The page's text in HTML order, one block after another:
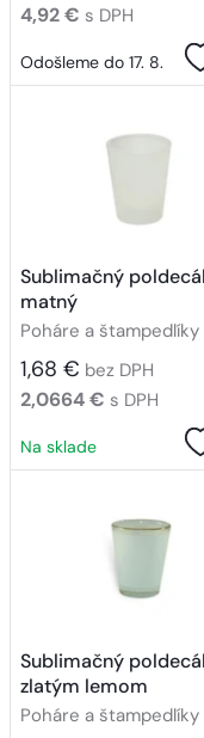
4,92 € s DPH
Odošleme do 17. 8.
Sublimačný
matný
Poháre a štampedlíky
1,68 € bez DPH
2,0664 € s DPH
Na sklade
Sublimačný
zlatým lemom
Poháre a štampedlíky